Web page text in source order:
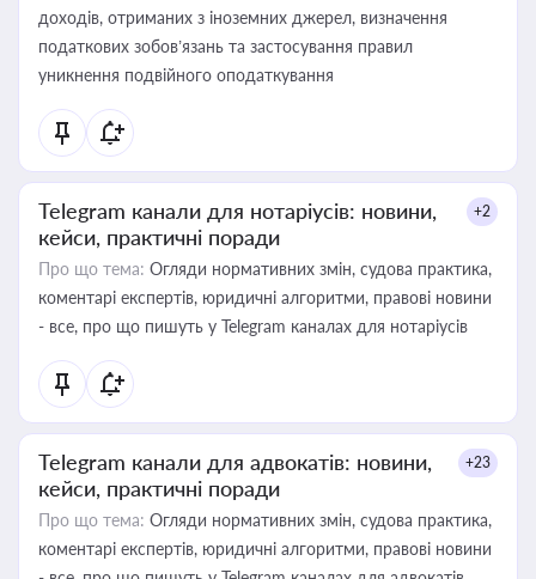
доходів, отриманих з іноземних джерел, визначення
податкових зобов’язань та застосування правил
уникнення подвійного оподаткування
Telegram канали для нотаріусів: новини,
кейси, практичні поради
+2
Про що тема: Огляди нормативних змін, судова практика,
коментарі експертів, юридичні алгоритми, правові новини
- все, про що пишуть у Telegram каналах для нотаріусів
Telegram канали для адвокатів: новини,
кейси, практичні поради
+23
Про що тема: Огляди нормативних змін, судова практика,
коментарі експертів, юридичні алгоритми, правові новини